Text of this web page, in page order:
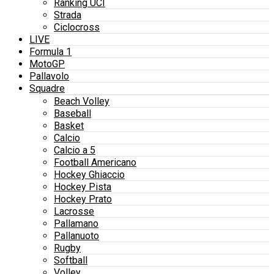
Ranking UCI
Strada
Ciclocross
LIVE
Formula 1
MotoGP
Pallavolo
Squadre
Beach Volley
Baseball
Basket
Calcio
Calcio a 5
Football Americano
Hockey Ghiaccio
Hockey Pista
Hockey Prato
Lacrosse
Pallamano
Pallanuoto
Rugby
Softball